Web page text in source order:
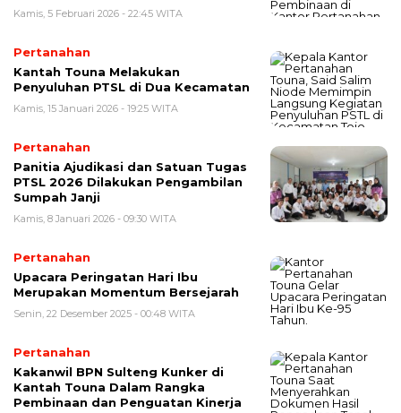
Kamis, 5 Februari 2026 - 22:45 WITA
Pertanahan
Kantah Touna Melakukan
Penyuluhan PTSL di Dua Kecamatan
Kamis, 15 Januari 2026 - 19:25 WITA
Pertanahan
Panitia Ajudikasi dan Satuan Tugas
PTSL 2026 Dilakukan Pengambilan
Sumpah Janji
Kamis, 8 Januari 2026 - 09:30 WITA
Pertanahan
Upacara Peringatan Hari Ibu
Merupakan Momentum Bersejarah
Senin, 22 Desember 2025 - 00:48 WITA
Pertanahan
Kakanwil BPN Sulteng Kunker di
Kantah Touna Dalam Rangka
Pembinaan dan Penguatan Kinerja